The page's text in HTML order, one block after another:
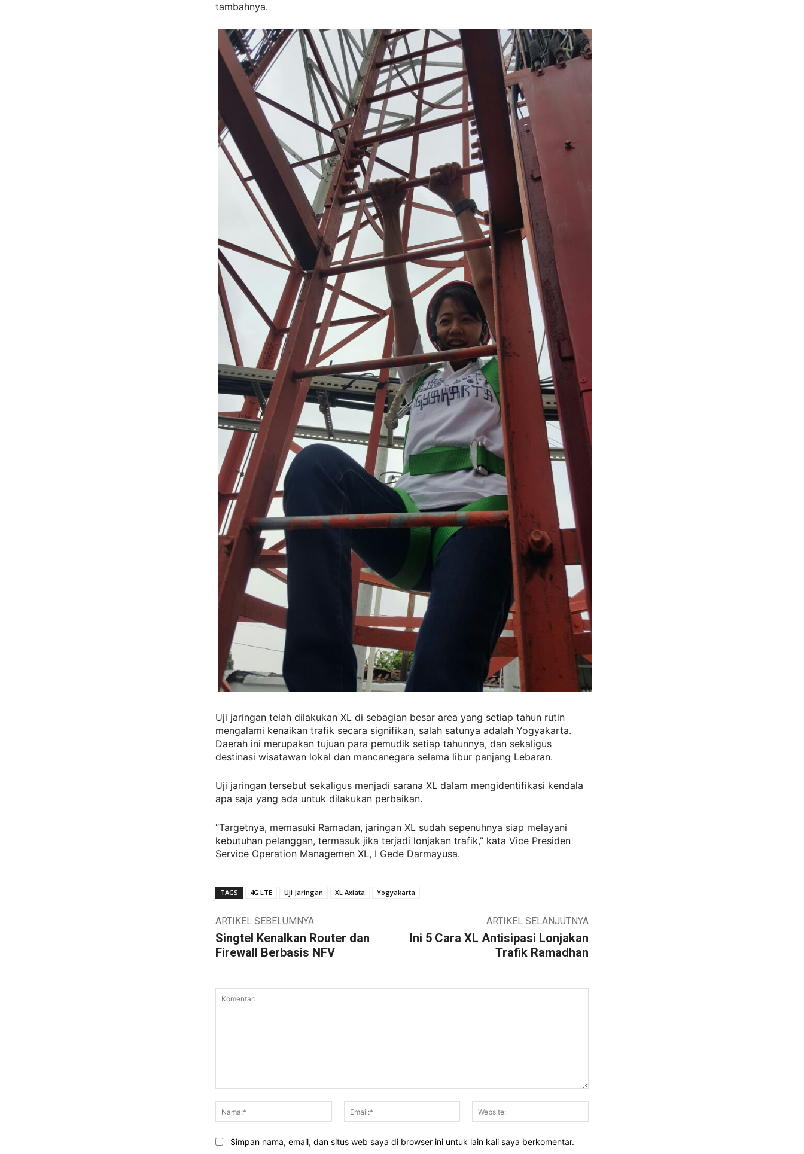
tambahnya.
Uji jaringan telah dilakukan XL di sebagian besar area yang setiap tahun rutin
mengalami kenaikan trafik secara signifikan, salah satunya adalah Yogyakarta.
Daerah ini merupakan tujuan para pemudik setiap tahunnya, dan sekaligus
destinasi wisatawan lokal dan mancanegara selama libur panjang Lebaran.
Uji jaringan tersebut sekaligus menjadi sarana XL dalam mengidentifikasi kendala
apa saja yang ada untuk dilakukan perbaikan.
“Targetnya, memasuki Ramadan, jaringan XL sudah sepenuhnya siap melayani
kebutuhan pelanggan, termasuk jika terjadi lonjakan trafik,” kata Vice Presiden
Service Operation Managemen XL, I Gede Darmayusa.
TAGS 4G LTE Uji Jaringan XL Axiata Yogyakarta
ARTIKEL SEBELUMNYA
Singtel Kenalkan Router dan
Firewall Berbasis NFV
ARTIKEL SELANJUTNYA
Ini 5 Cara XL Antisipasi Lonjakan
Trafik Ramadhan
Nama:*
Email:*
Simpan nama, email, dan situs web saya di browser ini untuk lain kali saya berkomentar.